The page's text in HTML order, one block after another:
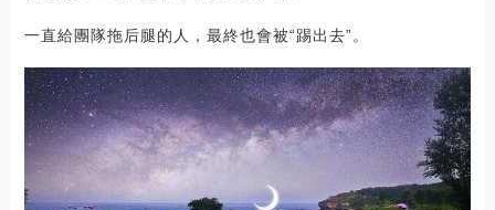
一直給團隊拖后腿的人，最終也會被“踢出去”。